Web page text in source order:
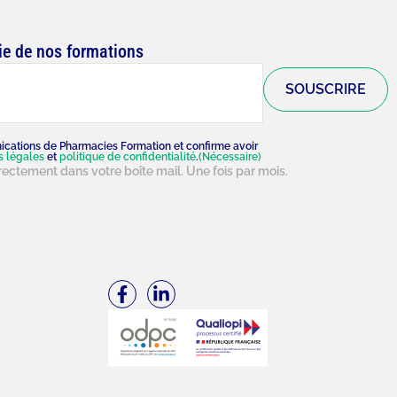
de nos formations
de Pharmacies Formation et confirme avoir
légales etpolitique de confidentialité.(Nécessaire)
dans votre boîte mail. Une fois par mois.